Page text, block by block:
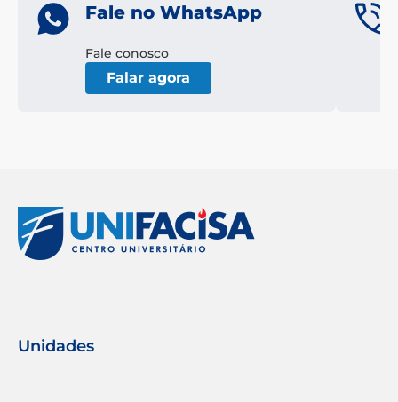
Fale no WhatsApp
Fale conosco
Falar agora
Unidades